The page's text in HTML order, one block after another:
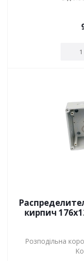
кирпич
Розподільна